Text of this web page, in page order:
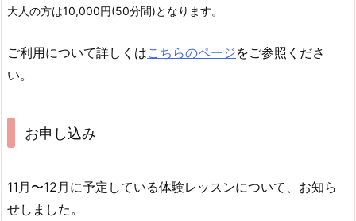
大人の方は10,000円(50分間)となります。
ご利用について詳しくはこちらのページをご参照くださ
い。
お申し込み
11月〜12月に予定している体験レッスンについて、お知ら
せしました。